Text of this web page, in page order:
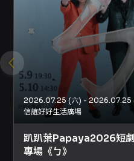
場次與入場 - 領票時
票。 - 開放入場：演
出全長：約70分鐘
國語、台語。 - 本節
一人一票，憑票入場
請將手機及電子設備
錄影、直播或拍照。 -
關係、親子衝突及生
觀眾觀賞。 - 三場演
排特別彩蛋內容。 票
路：網路購票（信用
Pay、ATM轉帳）、
信誼好好生活廣場
趴趴葉Papaya2026短劇
專場《ㄅ》